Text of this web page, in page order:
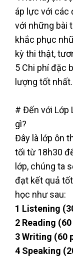
áp lực với các
với những bài
khắc phục
kỳ thi thật,
5 Chi phí đặc
lượng tốt nhất.
# Đến với Lớp
gì?
Đây là lớp ôn
tối từ 18h30
lớp, chúng ta
đạt kết quả
học như sau:
1 Listening
2 Reading
3 Writing (60
4 Speaking